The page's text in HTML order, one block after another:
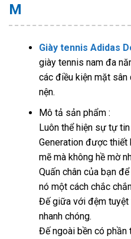
M
Giày tennis Adidas
giày tennis nam đa
các điều kiện mặt
nện.
Mô tả sản phẩm :
Luôn thể hiện sự tự
Generation được thiết
mẽ mà không hề mờ
Quấn chân của bạn
nó một cách chắc
Đế giữa với đệm tuyệt
nhanh chóng.
Đế ngoài bền có phần